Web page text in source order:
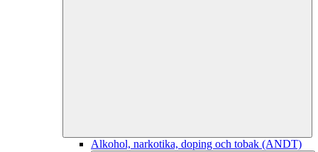
Alkohol, narkotika, doping och tobak (ANDT)